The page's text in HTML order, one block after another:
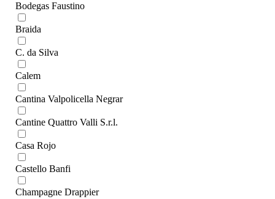
Bodegas Faustino
Braida
C. da Silva
Calem
Cantina Valpolicella Negrar
Cantine Quattro Valli S.r.l.
Casa Rojo
Castello Banfi
Champagne Drappier